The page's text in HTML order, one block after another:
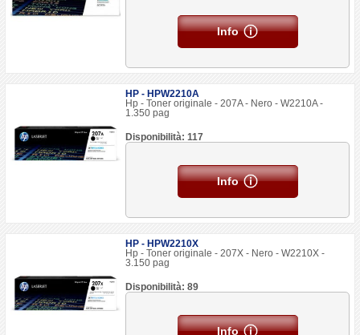
Info
HP - HPW2210A
Hp - Toner originale - 207A - Nero - W2210A -
1.350 pag
Disponibilità: 117
Info
HP - HPW2210X
Hp - Toner originale - 207X - Nero - W2210X -
3.150 pag
Disponibilità: 89
Info